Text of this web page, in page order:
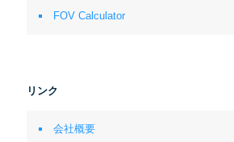
FOV Calculator
リンク
会社概要